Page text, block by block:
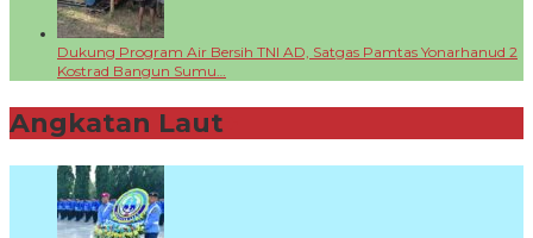
Dukung Program Air Bersih TNI AD, Satgas Pamtas Yonarhanud 2
Kostrad Bangun Sumu…
Angkatan Laut